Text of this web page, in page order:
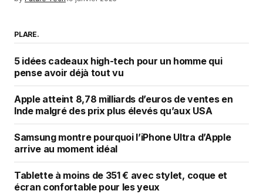
PLARE.
5 idées cadeaux high-tech pour un homme qui
pense avoir déjà tout vu
Apple atteint 8,78 milliards d’euros de ventes en
Inde malgré des prix plus élevés qu’aux USA
Samsung montre pourquoi l’iPhone Ultra d’Apple
arrive au moment idéal
Tablette à moins de 351 € avec stylet, coque et
écran confortable pour les yeux